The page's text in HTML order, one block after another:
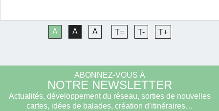
A A A T= T- T+
ABONNEZ-VOUS À
NOTRE NEWSLETTER
Actualités, développement du réseau, sorties de nouvelles
cartes, idées de balades, création d’itinéraires…